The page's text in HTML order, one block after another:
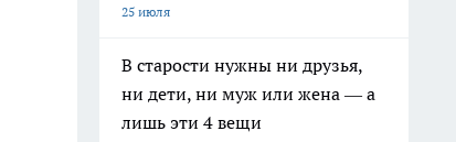
25 июля
В старости нужны ни друзья,
ни дети, ни муж или жена — а
лишь эти 4 вещи